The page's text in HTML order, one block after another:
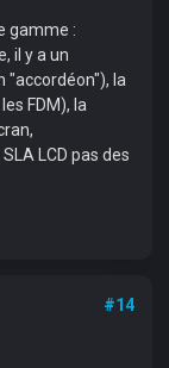
gamme :
il y a un
"accordéon"), la
FDM), la
LCD pas des
#14